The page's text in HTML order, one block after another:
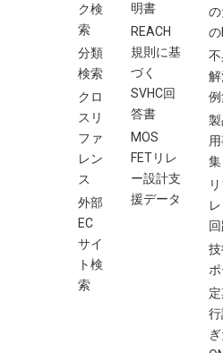
ク検
索
分類
検索
クロ
スリ
ファ
レン
ス
外部
EC
サイ
ト検
索
明書
REACH
規則に基
づく
SVHC回
答書
MOS
FETリレ
ー設計支
援データ
の
集